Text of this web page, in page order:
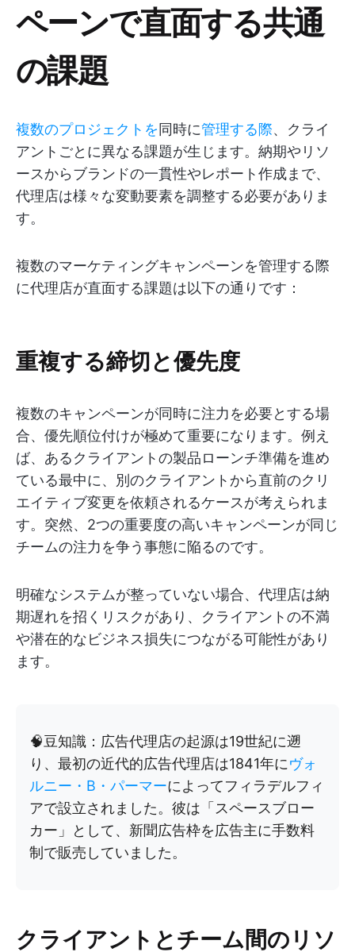
ペーンで直面する共通
の課題
複数のプロジェクトを 同時に管理する際、クライ
アントごとに異なる課題が生じます。納期やリソ
ースからブランドの一貫性やレポート作成まで、
代理店は様々な変動要素を調整する必要がありま
す。
複数のマーケティングキャンペーンを管理する際
に代理店が直面する課題は以下の通りです：
重複する締切と優先度
複数のキャンペーンが同時に注力を必要とする場
合、優先順位付けが極めて重要になります。例え
ば、あるクライアントの製品ローンチ準備を進め
ている最中に、別のクライアントから直前のクリ
エイティブ変更を依頼されるケースが考えられま
す。突然、2つの重要度の高いキャンペーンが同じ
チームの注力を争う事態に陥るのです。
明確なシステムが整っていない場合、代理店は納
期遅れを招くリスクがあり、クライアントの不満
や潜在的なビジネス損失につながる可能性があり
ます。
🧠豆知識：広告代理店の起源は19世紀に遡
り、最初の近代的広告代理店は1841年にヴォ
ルニー・B・パーマーによってフィラデルフィ
アで設立されました。彼は「スペースブロー
カー」として、新聞広告枠を広告主に手数料
制で販売していました。
クライアントとチーム間のリソ